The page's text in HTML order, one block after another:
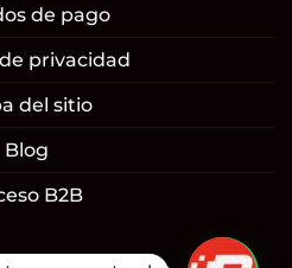
de pago
privacidad
del sitio
Blog
B2B